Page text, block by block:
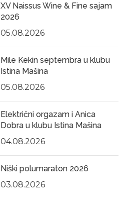
XV Naissus Wine & Fine sajam
2026
05.08.2026
Mile Kekin septembra u klubu
Istina Mašina
05.08.2026
Električni orgazam i Anica
Dobra u klubu Istina Mašina
04.08.2026
Niški polumaraton 2026
03.08.2026